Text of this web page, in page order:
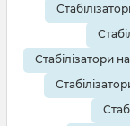
Стабілізатори